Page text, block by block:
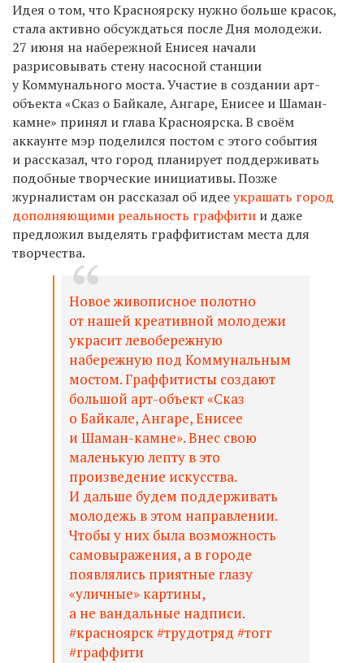
Идея о том, чтоКрасноярску нужно больше красок,
стала активно обсуждаться после Дня молодежи.
27 июня на набережной Енисея начали
разрисовывать стену насосной станции
у Коммунального моста.Участие в создании арт-
объекта«Сказ о Байкале, Ангаре, Енисее и Шаман-
камне» принял и глава Красноярска. В своём
аккаунте мэр поделился постом с этого события
и рассказал, что город планирует поддерживать
подобные творческие инициативы. Позже
журналистам он рассказал об идееукрашать город
дополняющими реальность граффити и даже
предложил выделять граффитистам места для
творчества.
Новое живописное полотно
от нашей креативной молодежи
украсит левобережную
набережную под Коммунальным
мостом. Граффитисты создают
большой арт-объект «Сказ
о Байкале, Ангаре, Енисее
и Шаман-камне». Внес свою
маленькую лепту в это
произведение искусства.
И дальше будем поддерживать
молодежь в этом направлении.
Чтобы у них была возможность
самовыражения, а в городе
появлялись приятные глазу
«уличные» картины,
а не вандальные надписи.
#красноярск #трудотряд #тогг
#граффити